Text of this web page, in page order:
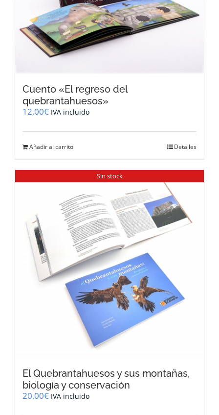
Cuento «El regreso del
quebrantahuesos»
12,00€ IVA incluido
Añadir al carrito Detalles
Sin stock
El Quebrantahuesos y sus montañas,
biología y conservación
20,00€ IVA incluido